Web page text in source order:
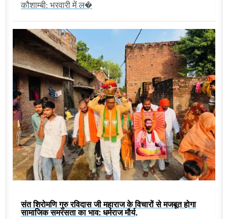
कौशाम्बी: भरवारी में ल�
संत शिरोमणि गुरु रविदास जी महाराज के विचारों से मजबूत होगा
सामाजिक समरसता का भाव: धर्मराज मौर्य,